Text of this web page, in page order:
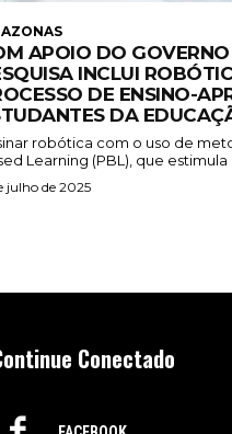
APOIO DO
INCLUI
DE ENSINO-
DA
robótica com o uso de
Learning (PBL), que estimula
julho de 2025
Conectado